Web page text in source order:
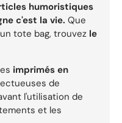
humoristiques
c'est la vie. Que
tote bag, trouvez le
imprimés en
de
l'utilisation de
et les